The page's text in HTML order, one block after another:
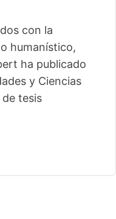
con la
humanístico,
ha publicado
y Ciencias
tesis